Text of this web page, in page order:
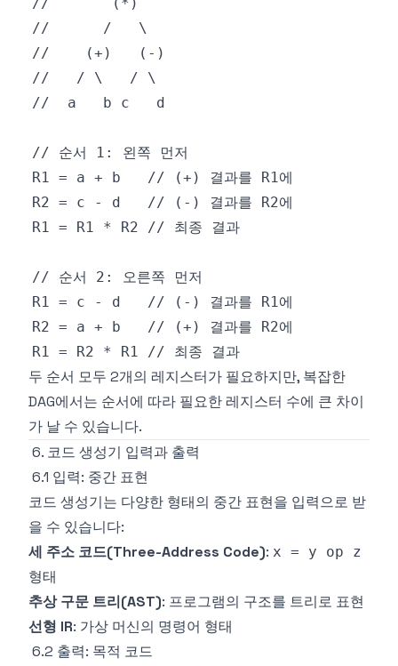
두 순서 모두 2개의 레지스터가 필요하지만, 복잡한
DAG에서는 순서에 따라 필요한 레지스터 수에 큰 차이
가 날 수 있습니다.
6. 코드 생성기 입력과 출력
6.1 입력: 중간 표현
코드 생성기는 다양한 형태의 중간 표현을 입력으로 받
을 수 있습니다:
세 주소 코드(Three-Address Code): x = y op z
형태
추상 구문 트리(AST): 프로그램의 구조를 트리로 표현
선형 IR: 가상 머신의 명령어 형태
6.2 출력: 목적 코드